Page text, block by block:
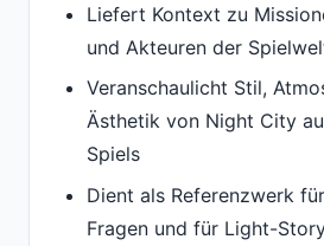
Liefert Kontext zu
und Akteuren der
Veranschaulicht Stil,
Ästhetik von Night City
Spiels
Dient als Referenzwerk
Fragen und für Light-